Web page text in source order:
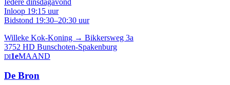
Inloop 19:15 uur
Bidstond 19:30–20:30 uur
Willeke Kok-Koning → Bikkersweg 3a
3752 HD Bunschoten-Spakenburg
DI1eMAAND
De Bron